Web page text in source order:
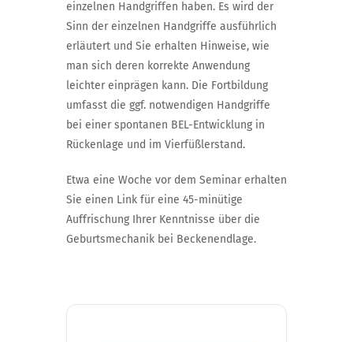
einzelnen Handgriffen haben. Es wird der
Sinn der einzelnen Handgriffe ausführlich
erläutert und Sie erhalten Hinweise, wie
man sich deren korrekte Anwendung
leichter einprägen kann. Die Fortbildung
umfasst die ggf. notwendigen Handgriffe
bei einer spontanen BEL-Entwicklung in
Rückenlage und im Vierfüßlerstand.
Etwa eine Woche vor dem Seminar erhalten
Sie einen Link für eine 45-minütige
Auffrischung Ihrer Kenntnisse über die
Geburtsmechanik bei Beckenendlage.